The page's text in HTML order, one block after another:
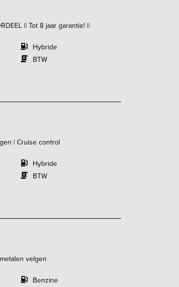
|| Tot 8 jaar garantie! ||
Hybride
BTW
| Cruise control
Hybride
BTW
velgen
Benzine